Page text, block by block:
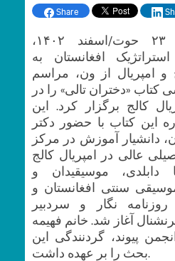
Share
به روز چهارشنبه، ۲۳ حوت/اسفند ۱۴۰۲،
افغانستان به
و امپریال از ون، مراسم
کتاب «دختران تالی» را در
کالج برگزار کرد. این
این کتاب با حضور دکتر
دانشیار آموزش در مرکز
عالی در امپریال کالج
دابلدی، موسیقیدان و
سنتی افغانستان و
نگار و سردبیر
آغاز شد. خانم فهیمه
پیوند، گردنندگی این
بحث را بر عهده داشت.